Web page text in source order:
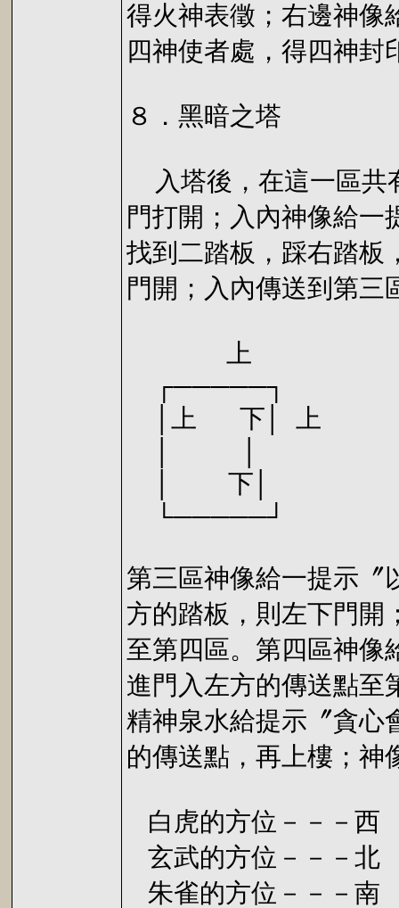
得火神表徵；右邊神像
四神使者處，得四神封
８．黑暗之塔
入塔後，在這一區共
門打開；入內神像給一
找到二踏板，踩右踏板
門開；入內傳送到第三
上
┌─────┐
│上 下│ 上
│ 下│
└─────┘
第三區神像給一提示〞
方的踏板，則左下門開
至第四區。第四區神像
進門入左方的傳送點至
精神泉水給提示〞貪心
的傳送點，再上樓；神
白虎的方位－－－西
玄武的方位－－－北
朱雀的方位－－－南